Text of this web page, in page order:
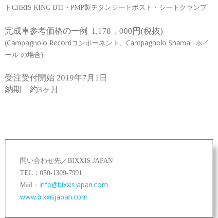
トCHRIS KING D11・PMP製チタンシートポスト・シートクランプ
完成車参考価格の一例 1,178，000円(税抜)
(Campagnolo Recordコンポーネント、Campagnolo Shamal ホイ
ール の場合)
受注受付開始 2019年7月1日
納期 約3ヶ月
問い合わせ先／BIXXIS JAPAN
TEL：050-1309-7991
Mail： info@bixxisjapan.com
www.bixxisjapan.com